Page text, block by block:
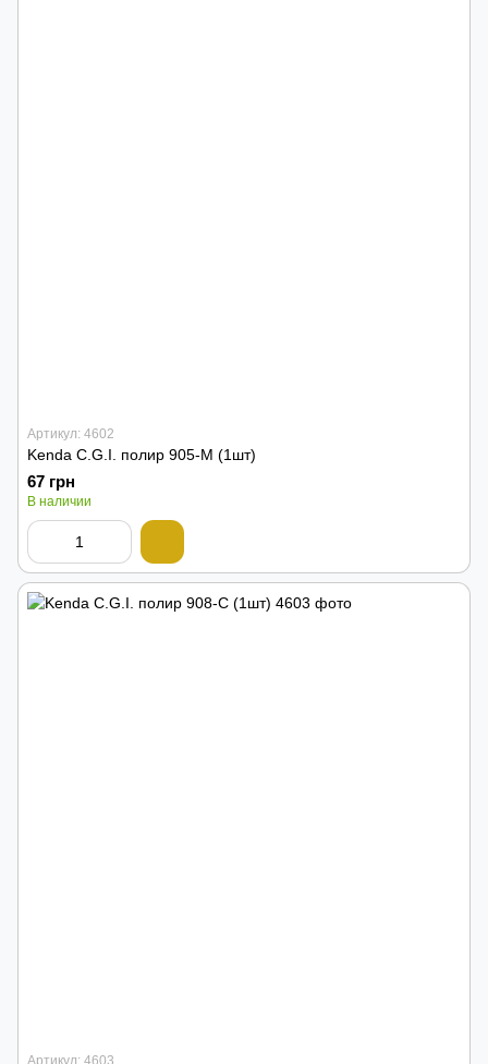
Артикул: 4602
Kenda C.G.I. полир 905-M (1шт)
67 грн
В наличии
Артикул: 4603